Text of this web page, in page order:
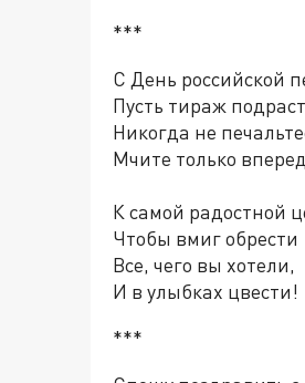
***
С День российской
Пусть тираж
Никогда не
Мчите только вперед
К самой радостной
Чтобы вмиг обрести
Все, чего вы хотели,
И в улыбках цвести!
***